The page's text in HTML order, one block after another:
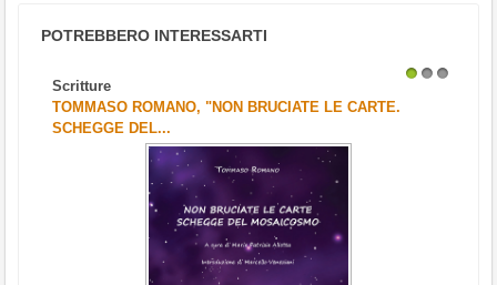
POTREBBERO INTERESSARTI
Scritture
TOMMASO ROMANO, "NON BRUCIATE LE CARTE.
SCHEGGE DEL...